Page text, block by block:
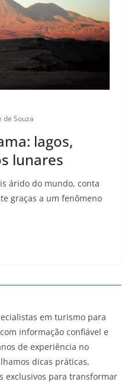
de Souza
lagos,
lunares
árido do mundo, conta
graças a um fenômeno
em turismo para
informação confiável e
de experiência no
dicas práticas,
exclusivos para transformar